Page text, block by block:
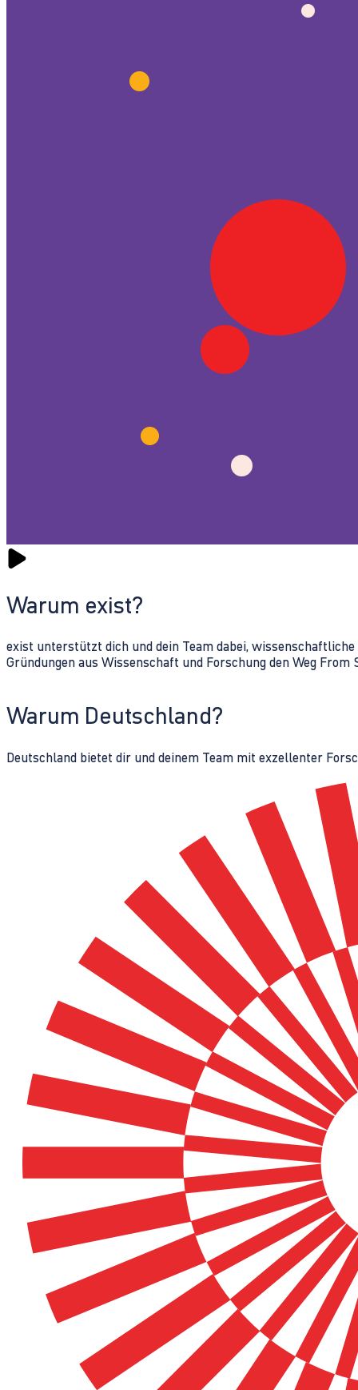
Warum exist?
exist unterstützt dich und dein Team dabei,
Gründungen aus Wissenschaft und Forschung den Weg From
Warum Deutschland?
Deutschland bietet dir und deinem Team mit exzellenter